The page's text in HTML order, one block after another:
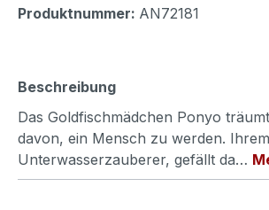
Produktnummer: AN72181
Beschreibung
Das Goldfischmädchen Ponyo
davon, ein Mensch zu werden.
Unterwasserzauberer, gefällt da…